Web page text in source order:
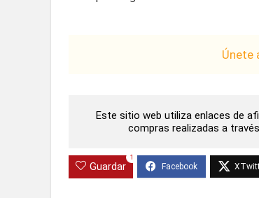
Únete
Este sitio web utiliza enlaces de
compras realizadas a
Guardar
1